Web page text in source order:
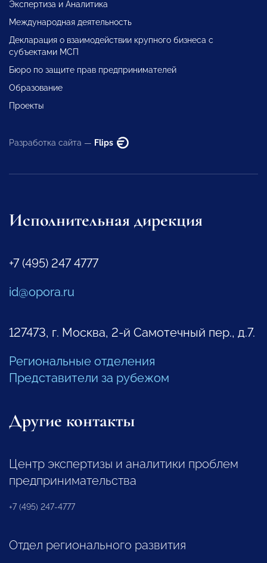
Экспертиза и Аналитика
Международная деятельность
Декларация о взаимодействии крупного бизнеса с
субъектами МСП
Бюро по защите прав предпринимателей
Образование
Проекты
Разработка сайта — Flips
Исполнительная дирекция
+7 (495) 247 4777
id@opora.ru
127473, г. Москва, 2-й Самотечный пер., д.7.
Региональные отделения
Представители за рубежом
Другие контакты
Центр экспертизы и аналитики проблем
предпринимательства
+7 (495) 247-4777
Отдел регионального развития